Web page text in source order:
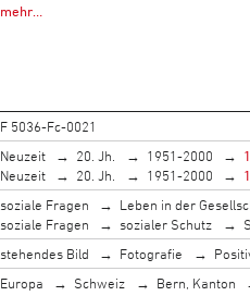
mehr…
F 5036-Fc-0021
Neuzeit 20. Jh. 1951-2000
Neuzeit
20. Jh. 1951-2000
soziale Fragen Leben in der
soziale Fragen
sozialer Schutz
stehendes Bild Fotografie
Europa Schweiz Bern, Kanton